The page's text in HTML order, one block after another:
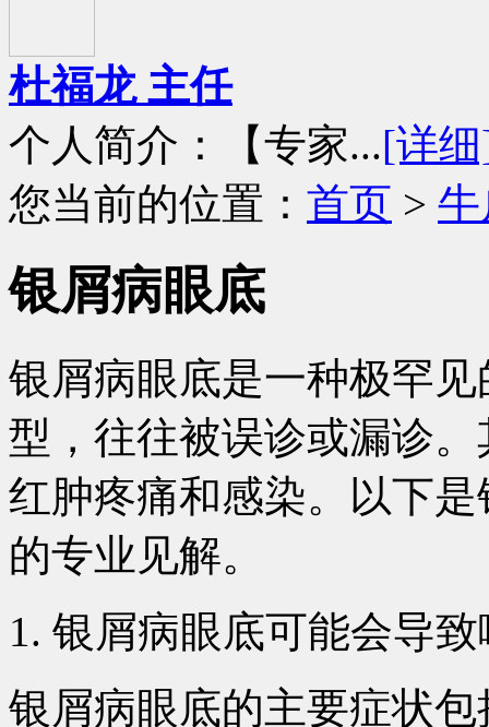
杜福龙 主任
个人简介：【专家...[详
您当前的位置： 首页 >
银屑病眼底
银屑病眼底是一种极罕
型，往往被误诊或漏诊
红肿疼痛和感染。以下
的专业见解。
1. 银屑病眼底可能会导
银屑病眼底的主要症状